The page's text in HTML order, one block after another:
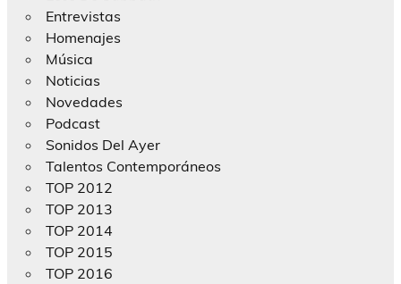
Entrevistas
Homenajes
Música
Noticias
Novedades
Podcast
Sonidos Del Ayer
Talentos Contemporáneos
TOP 2012
TOP 2013
TOP 2014
TOP 2015
TOP 2016